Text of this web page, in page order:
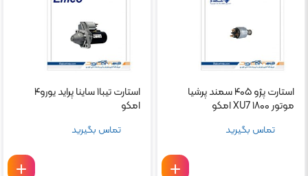
استارت پژو ۴۰۵ سمند پرشیا
موتور ۱۸۰۰ XU7 امکو
تماس بگیرید
استارت تیبا۱ ساینا پراید یورو۴
امکو
تماس بگیرید